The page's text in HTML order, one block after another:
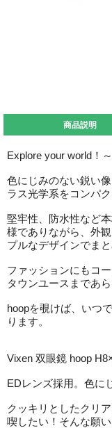
商品説明
Explore your world！
色にじみのない鋭い
ラス光学系をコンパ
堅牢性、防水性など
様でありながら、外
プルなデザインでまと
ファッションにもコ
タウンユースまであ
hoopを覗けば、いつ
ります。
Vixen 双眼鏡 hoop
EDレンズ採用。色に
クッキリとしたクリ
喫したい！そんな願